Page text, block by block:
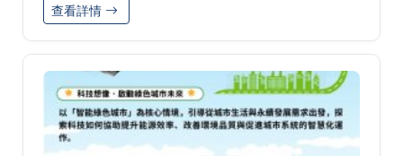
查看詳情